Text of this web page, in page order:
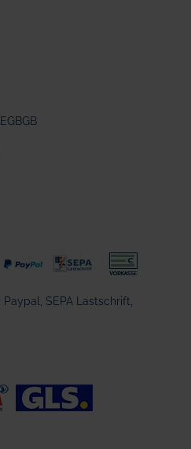
SEPA Lastschrift,